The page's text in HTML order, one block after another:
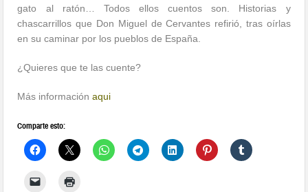
gato al ratón… Todos ellos cuentos son. Historias y
chascarrillos que Don Miguel de Cervantes refirió, tras oírlas
en su caminar por los pueblos de España.
¿Quieres que te las cuente?
Más informaciónaqui
Comparte esto: